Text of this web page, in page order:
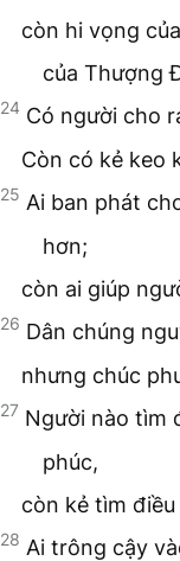
còn hi vọng
của Thượng
24 Có người cho
Còn có kẻ keo
25 Ai ban phát
hơn;
còn ai giúp
26 Dân chúng
nhưng chúc
27 Người nào tìm
phúc,
còn kẻ tìm
28 Ai trông cậy